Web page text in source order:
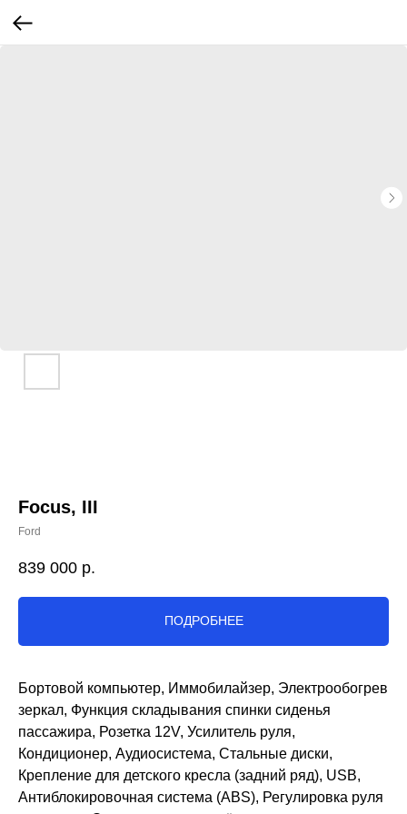
Focus, III
Ford
839 000 р.
ПОДРОБНЕЕ
Бортовой компьютер, Иммобилайзер, Электрообогрев
зеркал, Функция складывания спинки сиденья
пассажира, Розетка 12V, Усилитель руля,
Кондиционер, Аудиосистема, Стальные диски,
Крепление для детского кресла (задний ряд), USB,
Антиблокировочная система (ABS), Регулировка руля